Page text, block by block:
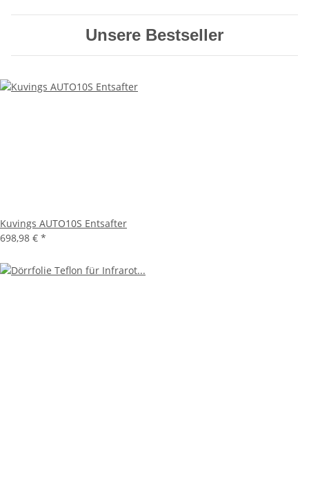
Unsere Bestseller
Kuvings AUTO10S Entsafter
698,98 € *